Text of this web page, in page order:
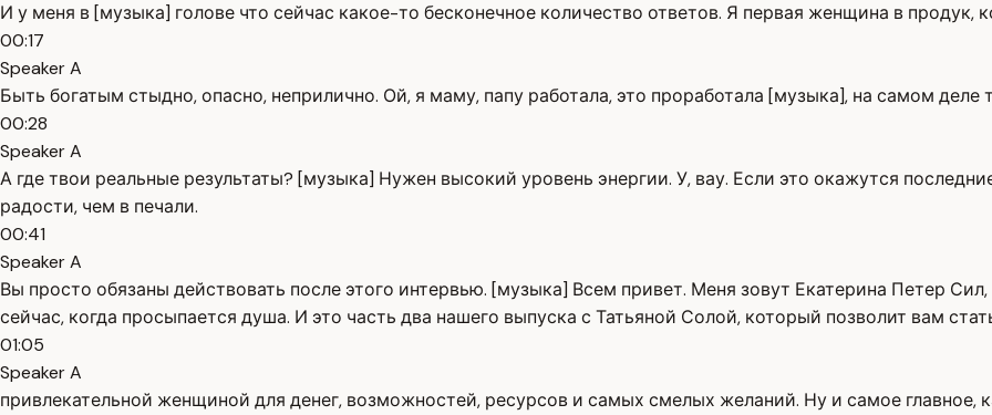
И у меня в [музыка] голове что сейчас какое-то бесконечное количество ответов. Я первая женщина в продук,
00:17
Speaker A
Быть богатым стыдно, опасно, неприлично. Ой, я маму, папу работала, это проработала [музыка], на самом деле
00:28
Speaker A
А где твои реальные результаты? [музыка] Нужен высокий уровень энергии. У, вау. Если это окажутся
радости, чем в печали.
00:41
Speaker A
Вы просто обязаны действовать после этого интервью. [музыка] Всем привет. Меня зовут Екатерина Петер
сейчас, когда просыпается душа. И это часть два нашего выпуска с Татьяной Солой, который позволит вам
01:05
Speaker A
привлекательной женщиной для денег, возможностей, ресурсов и самых смелых желаний. Ну и самое главное,